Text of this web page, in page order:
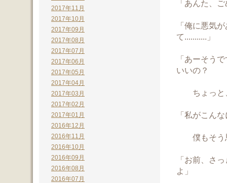
「あんた、
「俺に悪気
て...........」
「あーそう
いいの？
ちょっと
「私がこん
僕もそう
「お前、さ
よ」
2017年11月
2017年10月
2017年09月
2017年08月
2017年07月
2017年06月
2017年05月
2017年04月
2017年03月
2017年02月
2017年01月
2016年12月
2016年11月
2016年10月
2016年09月
2016年08月
2016年07月